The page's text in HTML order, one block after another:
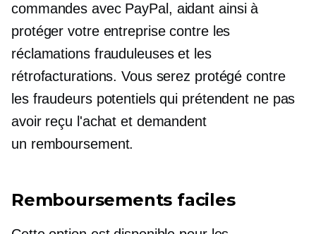
commandes avec PayPal, aidant ainsi à
protéger votre entreprise contre les
réclamations frauduleuses et les
rétrofacturations. Vous serez protégé contre
les fraudeurs potentiels qui prétendent ne pas
avoir reçu l'achat et demandent
un remboursement.
Remboursements faciles